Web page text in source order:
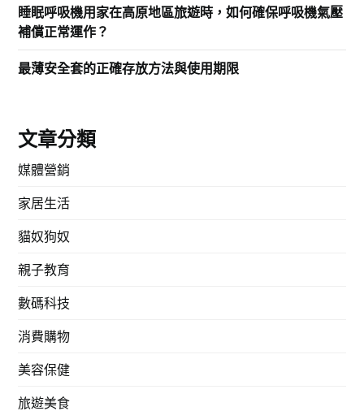
睡眠呼吸機用家在高原地區旅遊時，如何確保呼吸機氣壓
補償正常運作？
最薄安全套的正確存放方法與使用期限
文章分類
媒體營銷
家居生活
貓奴狗奴
親子教育
數碼科技
消費購物
美容保健
旅遊美食